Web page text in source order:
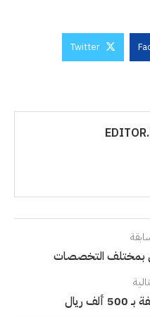
Twitter
بمختلف التخصصات